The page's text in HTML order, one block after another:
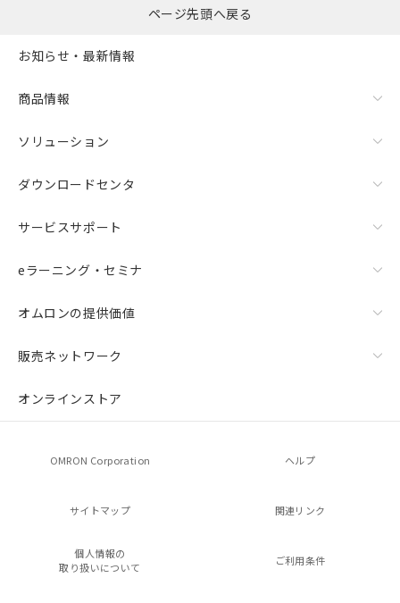
ページ先頭へ戻る
お知らせ・最新情報
商品情報
ソリューション
ダウンロードセンタ
サービスサポート
eラーニング・セミナ
オムロンの提供価値
販売ネットワーク
オンラインストア
OMRON Corporation ヘルプ
サイトマップ 関連リンク
個人情報の
取り扱いについて
ご利用条件